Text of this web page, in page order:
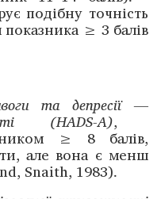
подібну точність
показника ≥ 3 балів
та депресії—
(HADS-A),
≥ 8 балів,
але вона є менш
Snaith, 1983).